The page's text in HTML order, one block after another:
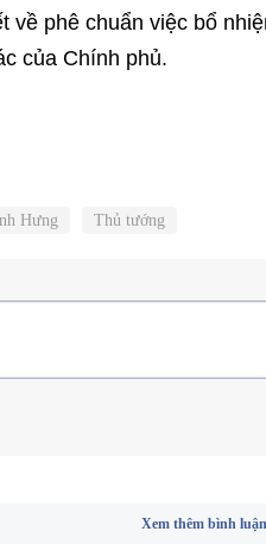
về phê chuẩn việc bổ
của Chính phủ.
Hưng Thủ tướng
Xem thêm bình luận